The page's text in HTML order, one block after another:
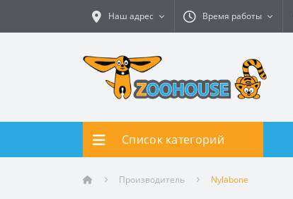
Наш адрес Время работы
Список категорий
Производитель Nylabone